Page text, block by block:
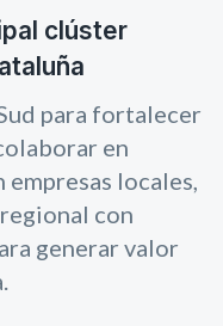
clúster
para fortalecer
en
locales,
con
generar valor